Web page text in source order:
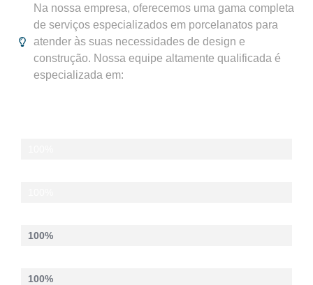
Na nossa empresa, oferecemos uma gama completa
de serviços especializados em porcelanatos para
atender às suas necessidades de design e
construção. Nossa equipe altamente qualificada é
especializada em:
Design
100%
Execução
100%